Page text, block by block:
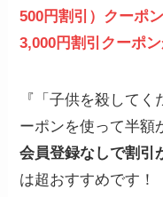
500円割引）クーポ
3,000円割引クーポ
『「子供を殺して
ーポンを使って半額
会員登録なしで割引
は超おすすめです！